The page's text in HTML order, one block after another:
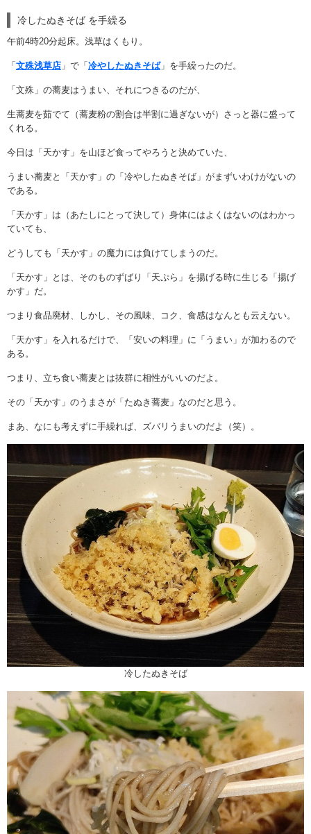
冷したぬきそば を手繰る
午前4時20分起床。浅草はくもり。
「 文殊浅草店 」で「 冷やしたぬきそば」を手繰ったのだ。
「文殊」の蕎麦はうまい、それにつきるのだが、
生蕎麦を茹でて（蕎麦粉の割合は半割に過ぎないが）さっと器に盛って
くれる。
今日は「天かす」を山ほど食ってやろうと決めていた、
うまい蕎麦と「天かす」の「冷やしたぬきそば」がまずいわけがないの
である。
「天かす」は（あたしにとって決して）身体にはよくはないのはわかっ
ていても、
どうしても「天かす」の魔力には負けてしまうのだ。
「天かす」とは、そのものずばり「天ぷら」を揚げる時に生じる「揚げ
かす」だ。
つまり食品廃材、しかし、その風味、コク、食感はなんとも云えない。
「天かす」を入れるだけで、「安いの料理」に「うまい」が加わるので
ある。
つまり、立ち食い蕎麦とは抜群に相性がいいのだよ。
その「天かす」のうまさが「たぬき蕎麦」なのだと思う。
まあ、なにも考えずに手繰れば、ズバリうまいのだよ（笑）。
冷したぬきそば